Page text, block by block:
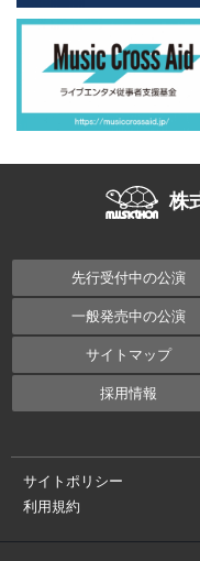
株
先行受付中の公演
一般発売中の公演
サイトマップ
採用情報
サイトポリシー
利用規約